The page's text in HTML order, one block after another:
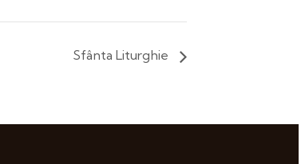
Sfânta Liturghie